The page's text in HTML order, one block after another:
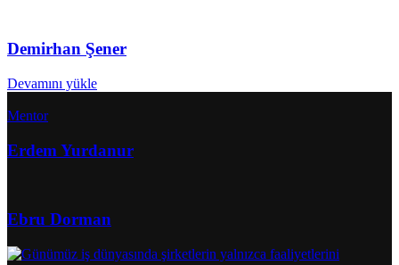
Demirhan Şener
Devamını yükle
Mentor
Erdem Yurdanur
Ebru Dorman